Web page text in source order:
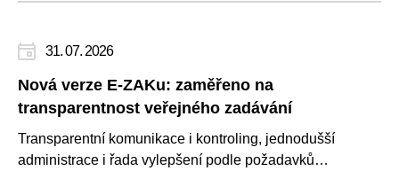
31. 07. 2026
Nová verze E-ZAKu: zaměřeno na
transparentnost veřejného zadávání
Transparentní komunikace i kontroling, jednodušší
administrace i řada vylepšení podle požadavků